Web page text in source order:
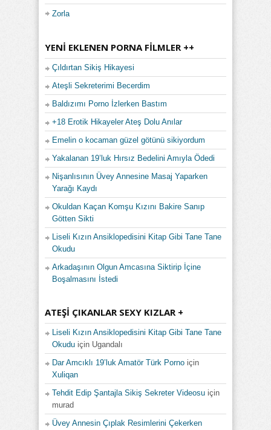
Zorla
YENI EKLENEN PORNA FILMLER ++
Çıldırtan Sikiş Hikayesi
Ateşli Sekreterimi Becerdim
Baldızımı Porno İzlerken Bastım
+18 Erotik Hikayeler Ateş Dolu Anılar
Emelin o kocaman güzel götünü sikiyordum
Yakalanan 19’luk Hırsız Bedelini Amıyla Ödedi
Nişanlısının Üvey Annesine Masaj Yaparken
Yarağı Kaydı
Okuldan Kaçan Komşu Kızını Bakire Sanıp
Götten Sikti
Liseli Kızın Ansiklopedisini Kitap Gibi Tane Tane
Okudu
Arkadaşının Olgun Amcasına Siktirip İçine
Boşalmasını İstedi
ATEŞI ÇIKANLAR SEXY KIZLAR +
Liseli Kızın Ansiklopedisini Kitap Gibi Tane Tane
Okudu için Ugandalı
Dar Amcıklı 19’luk Amatör Türk Porno için
Xuliqan
Tehdit Edip Şantajla Sikiş Sekreter Videosu için
murad
Üvey Annesin Çıplak Resimlerini Çekerken